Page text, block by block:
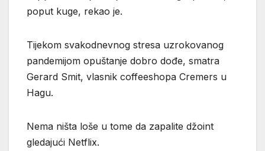
poput kuge, rekao je.
Tijekom svakodnevnog stresa uzrokovanog
pandemijom opuštanje dobro dođe, smatra
Gerard Smit, vlasnik coffeeshopa Cremers u
Hagu.
Nema ništa loše u tome da zapalite džoint
gledajući Netflix.